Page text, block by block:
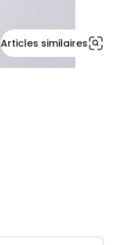
Articles similaires